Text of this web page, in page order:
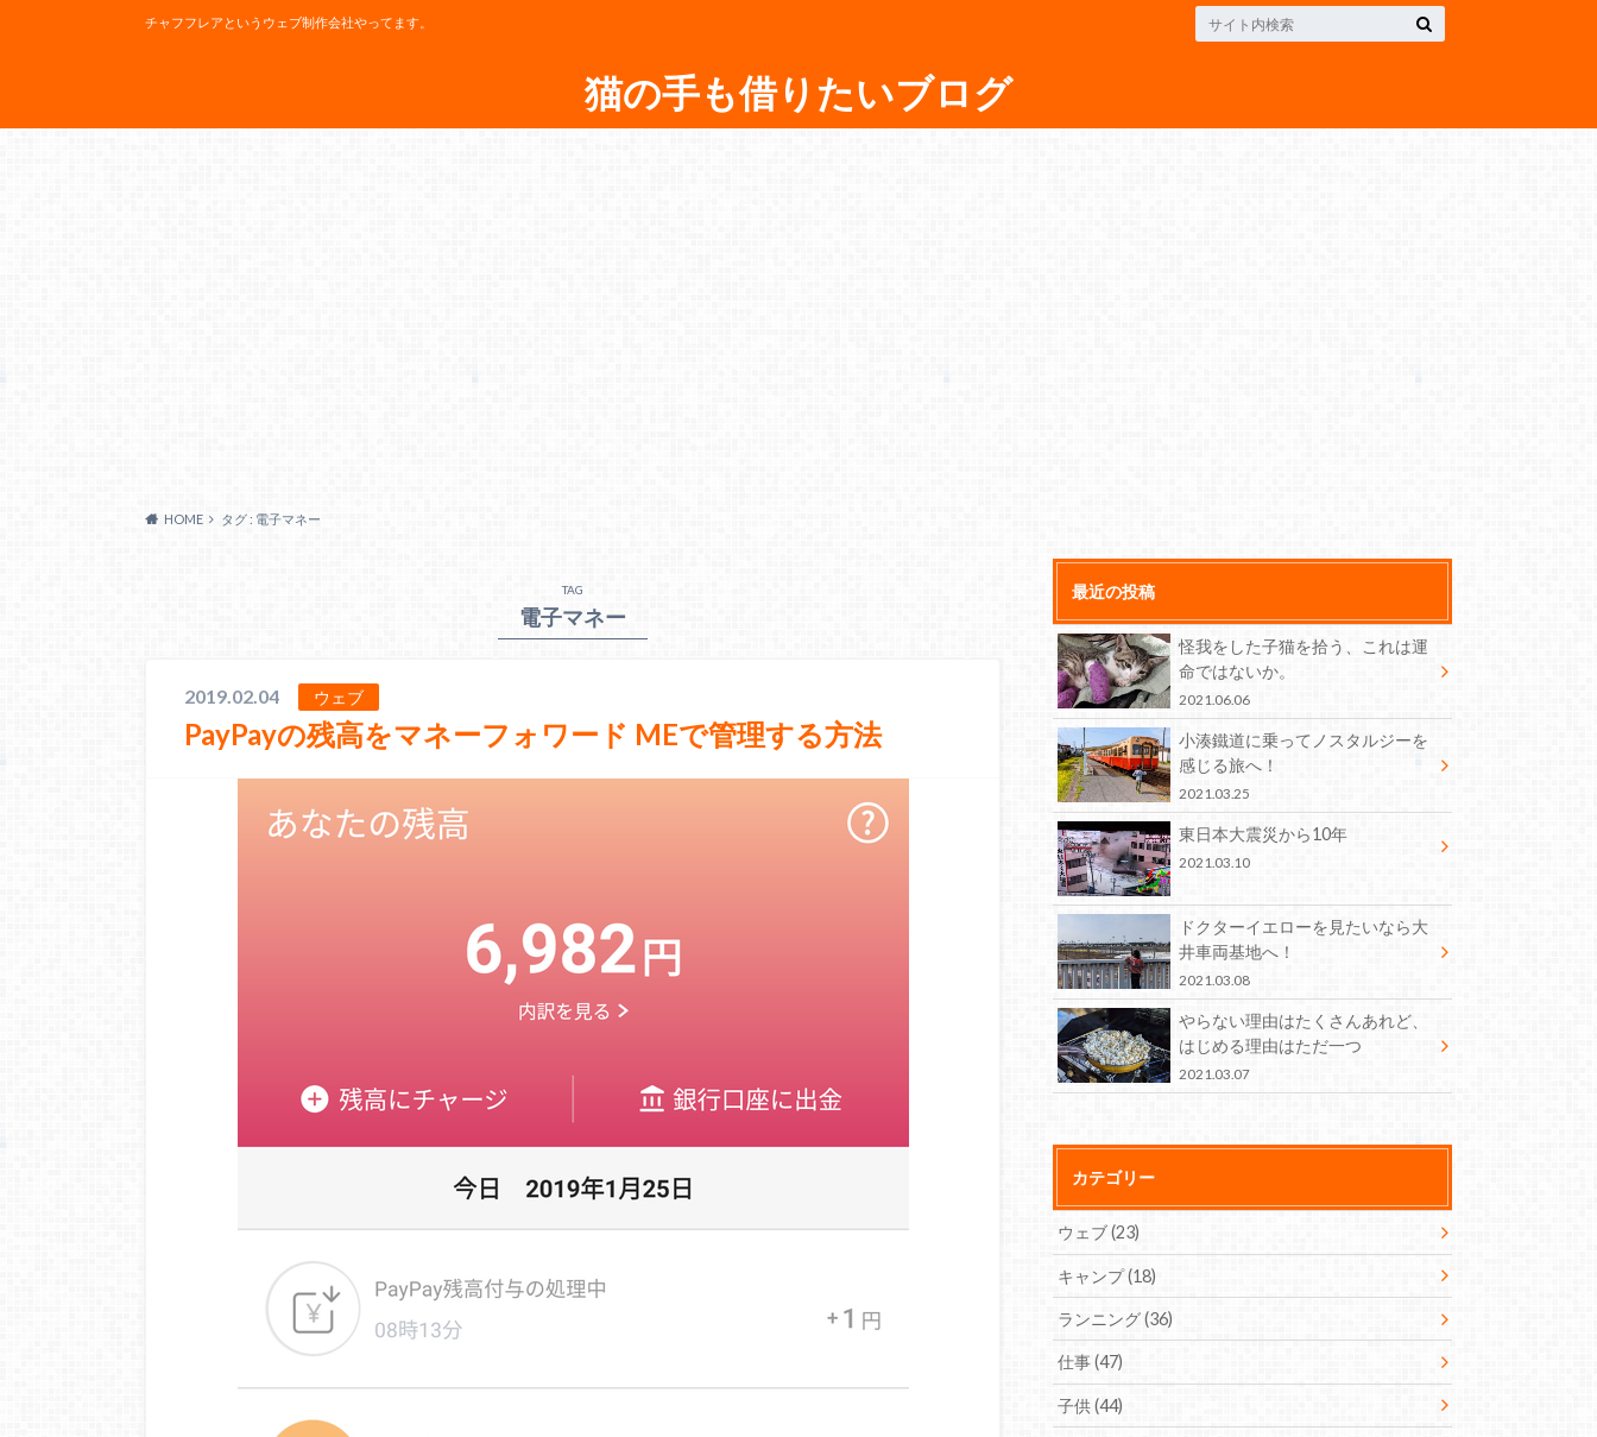
猫の手も借りたいブログ
チャフフレアというウェブ制作会社やってます。
HOME タグ : 電子マネー
TAG
電子マネー
2019.02.04 ウェブ
PayPayの残高をマネーフォワード MEで管理する方法
最近の投稿
怪我をした子猫を拾う、これは運
命ではないか。
2021.06.06
小湊鐵道に乗ってノスタルジーを
感じる旅へ！
2021.03.25
東日本大震災から10年
2021.03.10
ドクターイエローを見たいなら大
井車両基地へ！
2021.03.08
やらない理由はたくさんあれど、
はじめる理由はただ一つ
2021.03.07
カテゴリー
ウェブ(23)
キャンプ(18)
ランニング(36)
仕事(47)
子供(44)